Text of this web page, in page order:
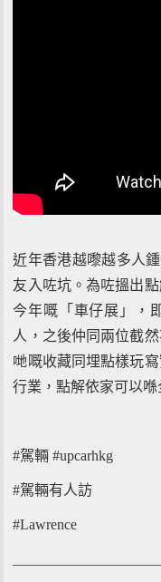
近年香港越嚟越多人
友入咗坑。為咗搵出
今年嘅「車仔展」，
人，之後仲同兩位截
哋嘅收藏同埋點樣玩
行業，點解依家可以
#駕輛 #upcarhkg
#駕輛有人訪
#Lawrence